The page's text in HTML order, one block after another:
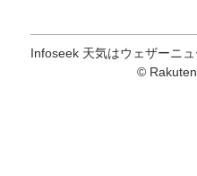
Infoseek 天気はウェザーニ
©